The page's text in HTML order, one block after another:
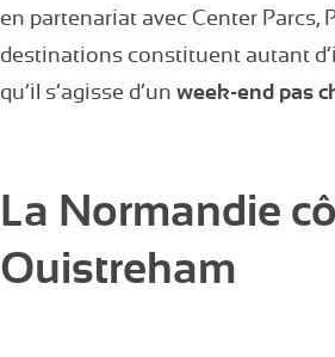
en partenariat avec Center Parcs,
destinations constituent autant
qu’il s’agisse d’un week-end pas
La Normandie
Ouistreham